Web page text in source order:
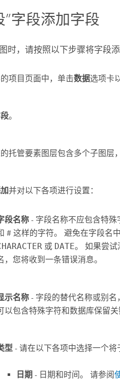
”字段添加字段
时，请按照以下步骤将字段添
项目页面中，单击数据选项卡
。
托管要素图层包含多个子图层
并对以下各项进行设置：
段名称- 字段名称不应包含特殊
# 这样的字符。 避免在字段名
或 DATE。 如果尝
，您将收到一条错误消息。
示名称- 字段的替代名称或别名
以包含特殊字符和数据库保留关
型 - 请在以下各项中选择一个将
日期 - 日期和时间。 请参阅